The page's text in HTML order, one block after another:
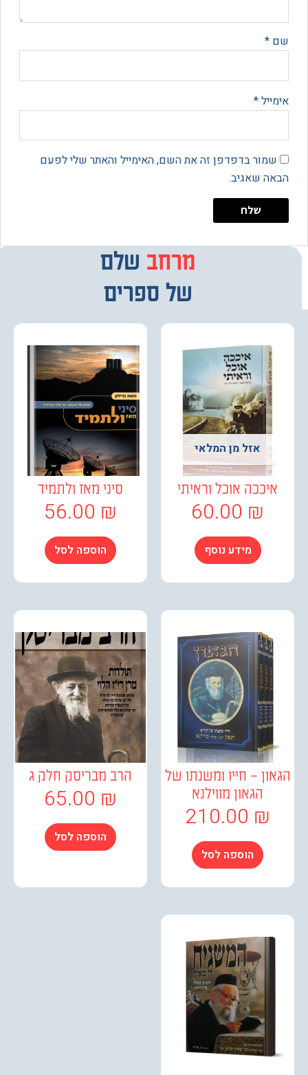
בדפדפן זה את השם, האימייל והאתר שלי לפעם
שאגיב.
מרחב
מבחר שלם
של ספרים
אזל מן המלאי
אוכל וראיתי
60.00
מידע נוסף
סיני מאז ולתמיד
56.00
הוספה לסל
– חייו ומשנתו של
הגאון מווילנא
210.00
הוספה לסל
הרב מבריסק חלק ג
65.00
הוספה לסל